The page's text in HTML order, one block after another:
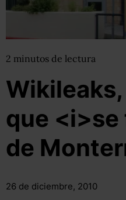
2 minutos de lectura
que
de
26 de diciembre, 2010